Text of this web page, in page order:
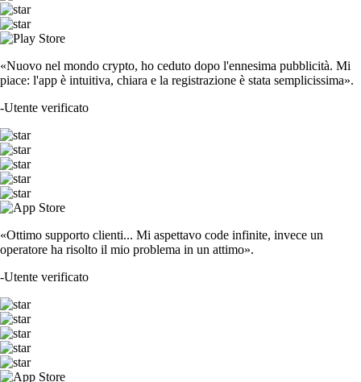
«Nuovo nel mondo crypto, ho ceduto dopo l'ennesima pubblicità. Mi
piace: l'app è intuitiva, chiara e la registrazione è stata semplicissima».
-Utente verificato
«Ottimo supporto clienti... Mi aspettavo code infinite, invece un
operatore ha risolto il mio problema in un attimo».
-Utente verificato